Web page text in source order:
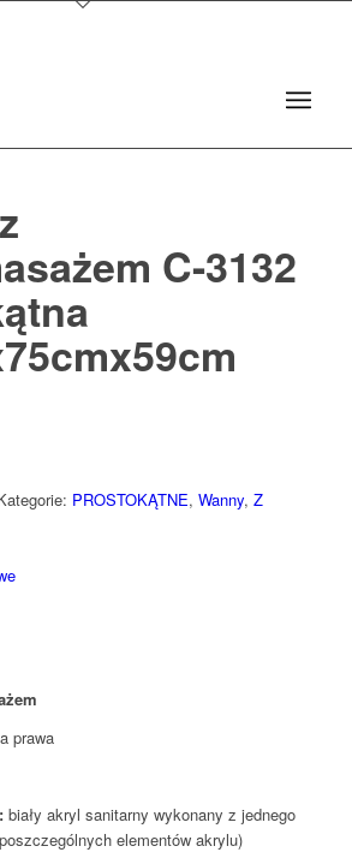
C-3132
PROSTOKĄTNE, Wanny, Z
prawa
biały akryl sanitarny wykonany z jednego
elementów akrylu)